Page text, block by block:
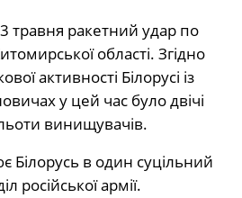
травня ракетний удар по
області. Згідно
активності Білорусі із
у цей час було двічі
винищувачів.
Білорусь в один суцільний
російської армії.